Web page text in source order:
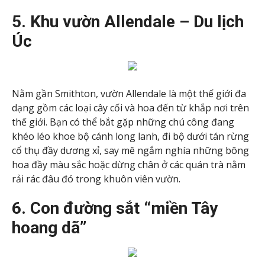
5. Khu vườn Allendale – Du lịch
Úc
Nằm gần Smithton, vườn Allendale là một thế giới đa
dạng gồm các loại cây cối và hoa đến từ khắp nơi trên
thế giới. Bạn có thể bắt gặp những chú công đang
khéo léo khoe bộ cánh long lanh, đi bộ dưới tán rừng
cổ thụ đầy dương xỉ, say mê ngắm nghía những bông
hoa đầy màu sắc hoặc dừng chân ở các quán trà nằm
rải rác đâu đó trong khuôn viên vườn.
6. Con đường sắt “miền Tây
hoang dã”